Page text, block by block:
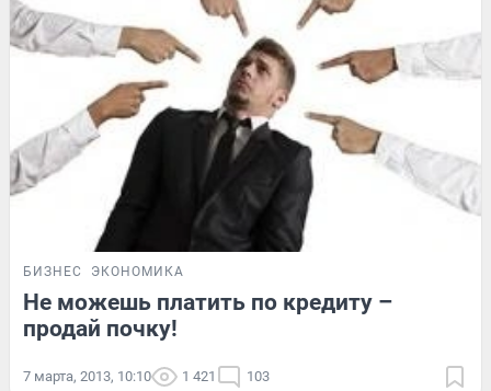
БИЗНЕС ЭКОНОМИКА
Не можешь платить по кредиту –
продай почку!
7 марта, 2013, 10:10 1 421 103